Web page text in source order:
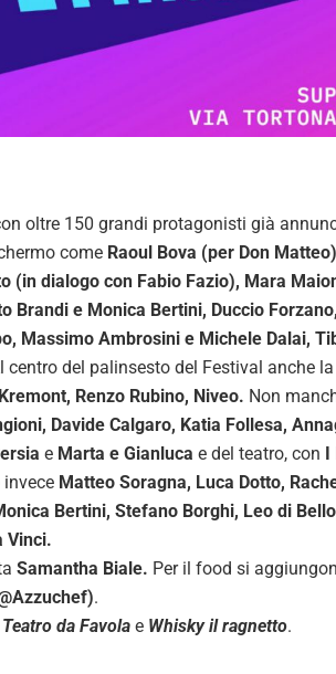
oltre 150 grandi protagonisti già
come Raoul Bova (per Don
(in dialogo con Fabio Fazio), Mara
Brandi e Monica Bertini, Duccio
Massimo Ambrosini e Michele Dalai,
centro del palinsesto del Festival anche
Renzo Rubino, Niveo. Non
Davide Calgaro, Katia Follesa,
e Marta e Gianluca e del teatro, con
Matteo Soragna, Luca Dotto,
Bertini, Stefano Borghi, Leo di
Vinci.
Samantha Biale. Per il food si
.
Teatro da Favola e Whisky il ragnetto.